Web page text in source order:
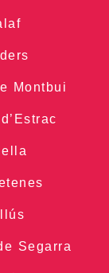
Montbui
Segarra